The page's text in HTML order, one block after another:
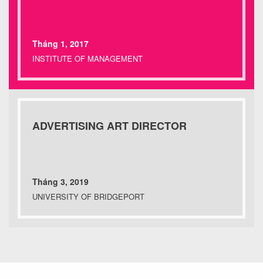
Tháng 1, 2017
INSTITUTE OF MANAGEMENT
ADVERTISING ART DIRECTOR
Tháng 3, 2019
UNIVERSITY OF BRIDGEPORT